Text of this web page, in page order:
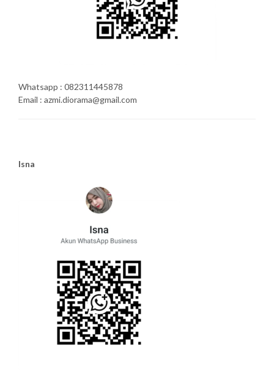
Whatsapp : 082311445878
Email : azmi.diorama@gmail.com
Isna